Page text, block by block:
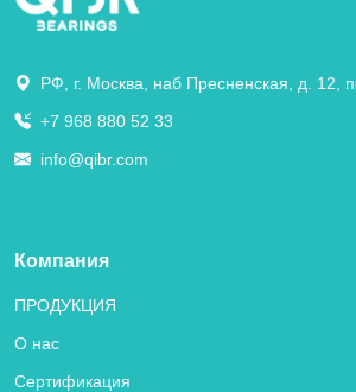
РФ, г. Москва, наб Пресненская, д. 12,
+7 968 880 52 33
info@qibr.com
Компания
ПРОДУКЦИЯ
О нас
Сертификация